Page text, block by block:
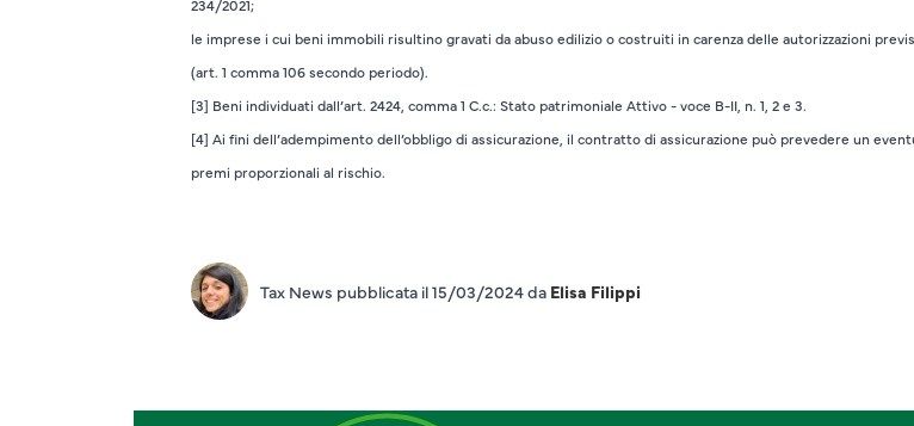
234/2021;
le imprese i cui beni immobili risultino gravati da abuso edilizio o costruiti in carenza delle autorizzazioni
(art. 1 comma 106 secondo periodo).
[3] Beni individuati dall’art. 2424, comma 1 C.c.: Stato patrimoniale Attivo - voce B-II, n. 1, 2 e 3.
[4] Ai fini dell’adempimento dell’obbligo di assicurazione, il contratto di assicurazione può prevedere un
premi proporzionali al rischio.
Tax News pubblicata il 15/03/2024 da Elisa Filippi